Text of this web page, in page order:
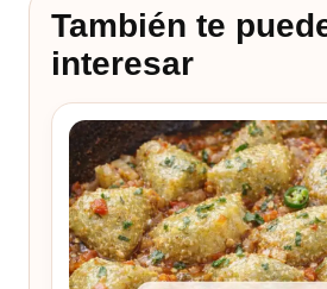
También te
interesar